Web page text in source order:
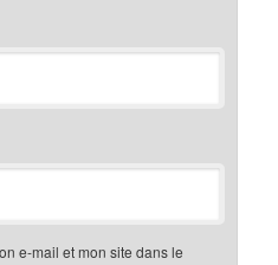
e-mail et mon site dans le